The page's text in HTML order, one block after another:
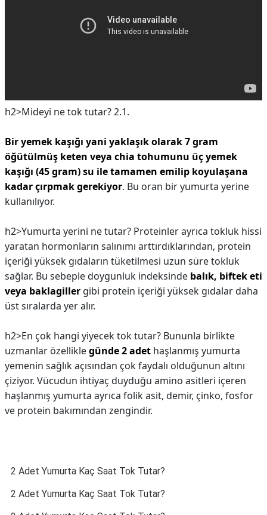
h2>Mideyi ne tok tutar?2.1.
Bir yemek kaşığı yani yaklaşık olarak 7 gram
öğütülmüş keten veya chia tohumunu üç yemek
kaşığı (45 gram) su ile tamamen emilip koyulaşana
kadar çırpmak gerekiyor. Bu oran bir yumurta yerine
kullanılıyor.
h2>Yumurta yerini ne tutar? Proteinler ayrıca tokluk hissi
yaratan hormonların salınımı arttırdıklarından, protein
içeriği yüksek gıdaların tüketilmesi uzun süre tokluk
sağlar. Bu sebeple doygunluk indeksinde balık, biftek eti
veya baklagiller gibi protein içeriği yüksek gıdalar daha
üst sıralarda yer alır.
h2>En çok hangi yiyecek tok tutar? Bununla birlikte
uzmanlar özelliklegünde 2 adet haşlanmış yumurta
yemenin sağlık açısından çok faydalı olduğunun altını
çiziyor. Vücudun ihtiyaç duyduğu amino asitleri içeren
haşlanmış yumurta ayrıca folik asit, demir, çinko, fosfor
ve protein bakımından zengindir.
2 Adet Yumurta Kaç Saat Tok Tutar?
2 Adet Yumurta Kaç Saat Tok Tutar?